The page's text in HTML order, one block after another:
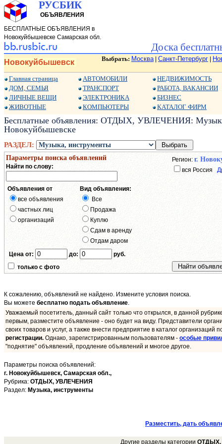
РУСБИК
ОБЪЯВЛЕНИЯ
БЕСПЛАТНЫЕ ОБЪЯВЛЕНИЯ в
Новокуйбышевске Самарская обл.
Доска
Новокуйбышевск Выбрать: Москва| Санкт-Петербург
Главная страница
ДОМ, СЕМЬЯ
ЛИЧНЫЕ ВЕЩИ
ЖИВОТНЫЕ
АВТОМОБИЛИ
ТРАНСПОРТ
ЭЛЕКТРОНИКА
КОМПЬЮТЕРЫ
НЕДВИЖИМОСТЬ
РАБОТА, ВАКАНСИИ
БИЗНЕС
КАТАЛОГ ФИРМ
Бесплатные объявления: ОТДЫХ, УВЛЕЧЕНИЯ:
Новокуйбышевске
РАЗДЕЛ:
Параметры поиска объявлений
Найти по слову:
Регион: г.
вся Россия
Объявления от
все объявления
частных лиц
организаций
Вид объявления:
Все
Продажа
Куплю
Сдам в аренду
Отдам даром
Цена от:
до:
руб.
только с фото
К сожалению, объявлений не найдено. Измените условия поиска.
Вы можете бесплатно подать объявление.
Уважаемый посетитель, данный сайт только что открылся, в данной
первым, разместите объявление - оно будет на виду. Представители
своих товаров и услуг, а также внести предприятие в каталог организаций
регистрации. Однако, зарегистрированным пользователям - особые
"поднятие" объявлений, продление объявлений и многое другое.
Параметры поиска объявлений:
г. Новокуйбышевск, Самарская обл.,
Рубрика: ОТДЫХ, УВЛЕЧЕНИЯ
Раздел: Музыка, инструменты
Разместить, дать
Другие разделы категории ОТДЫХ,